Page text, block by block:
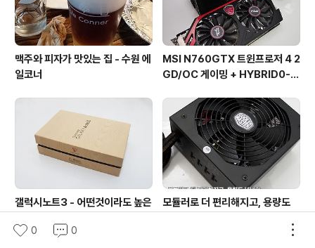
맥주와 피자가 맛있는 집 - 수원 에
일코너
MSI N760GTX 트윈프로저 4 2
GD/OC 게이밍 + HYBRID0-6
갤럭시노트3 - 어떤것이라도 높은
모듈러로 더 편리해지고, 용량도
0 0